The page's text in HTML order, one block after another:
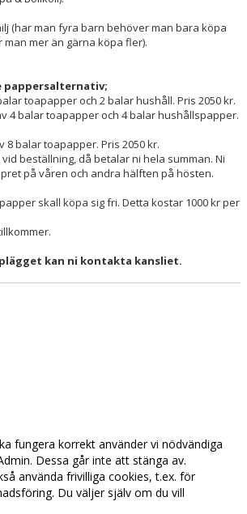
(har man fyra barn behöver man bara köpa
mer än gärna köpa fler).
pappersalternativ;
toapapper och 2 balar hushåll. Pris 2050 kr.
4 balar toapapper och 4 balar hushållspapper.
8 balar toapapper. Pris 2050 kr.
beställning, då betalar ni hela summan. Ni
på våren och andra hälften på hösten.
skall köpa sig fri. Detta kostar 1000 kr per
kan ni kontakta kansliet.
fungera korrekt använder vi nödvändiga
Dessa går inte att stänga av.
använda frivilliga cookies, t.ex. för
Du väljer själv om du vill